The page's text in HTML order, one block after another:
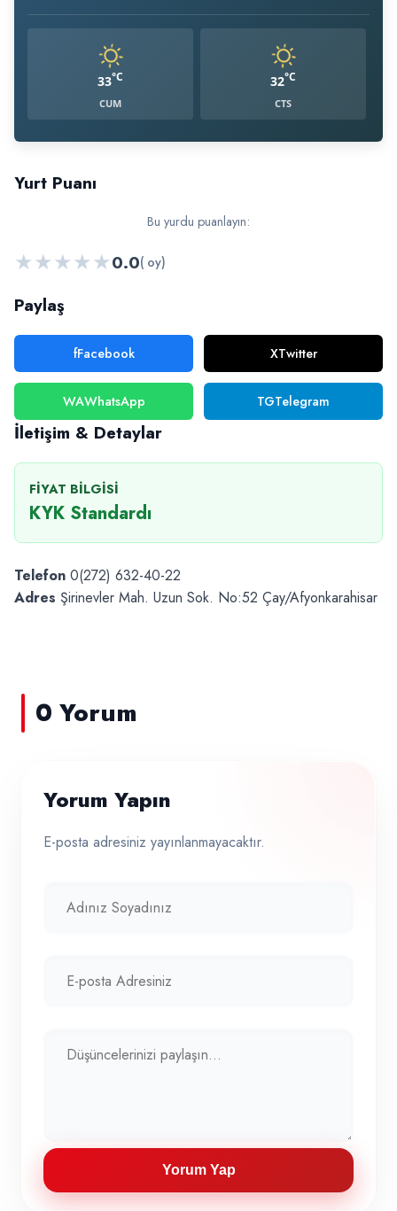
33°C
CUM
32°C
CTS
Yurt Puanı
Bu yurdu puanlayın:
★★★★★0.0( oy)
Paylaş
fFacebook XTwitter
WAWhatsApp TGTelegram
İletişim & Detaylar
FIYAT BILGISI
KYK Standardı
Telefon 0(272) 632-40-22
Adres Şirinevler Mah. Uzun Sok. No:52 Çay/Afyonkarahisar
0 Yorum
Yorum Yapın
E-posta adresiniz yayınlanmayacaktır.
Yorum Yap